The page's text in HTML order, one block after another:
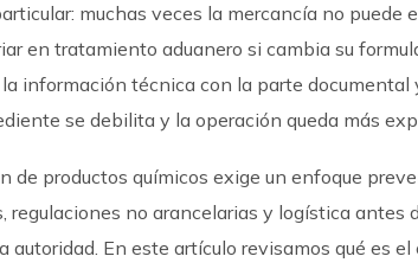
muchas veces la mercancía no puede
en tratamiento aduanero si cambia su
información técnica con la parte documental
se debilita y la operación queda más
de productos químicos exige un enfoque
no arancelarias y logística antes
En este artículo revisamos qué es